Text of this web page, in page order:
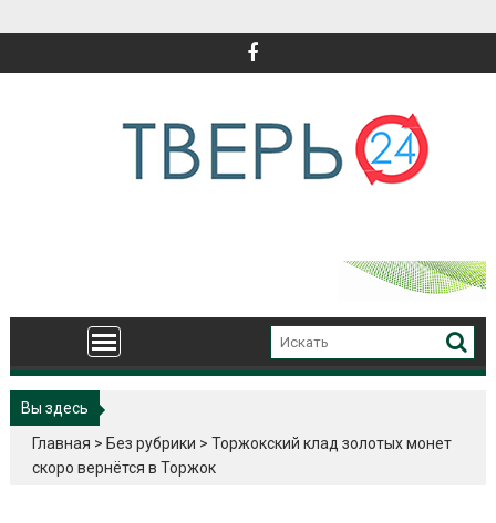
Вы здесь
Главная > Без рубрики >Торжокский клад золотых монет
скоро вернётся в Торжок